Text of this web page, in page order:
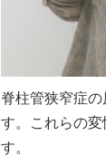
脊柱管狭窄症
す。これらの
す。